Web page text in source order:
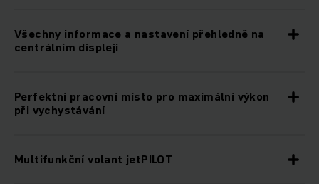
Všechny informace a nastavení přehledně na
centrálním displeji
Perfektní pracovní místo pro maximální výkon
při vychystávání
Multifunkční volant jetPILOT